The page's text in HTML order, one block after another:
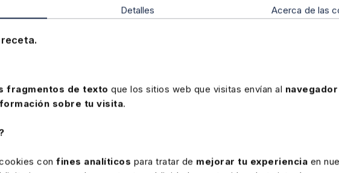
Detalles Acerca de las
fragmentos de texto que los sitios web que visitas envían al navegador
sobre tu visita.
con fines analíticos para tratar de mejorar tu experiencia en
justifica la competencia estatal, especialmente porque no se ha acreditado
a la materia de Seguridad Social.Por tanto, se revoca la
empresa por ser manifiestamente incompetente el órgano que la ha dictado,
reclamación de losderechos laborales y de Seguridad Social en